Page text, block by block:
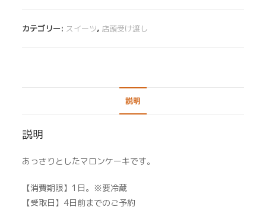
ラ
カテゴリー: スイーツ, 店頭受け渡し
説明
説明
あっさりとしたマロンケーキです。
【消費期限】1日。※要冷蔵
【受取日】4日前までのご予約